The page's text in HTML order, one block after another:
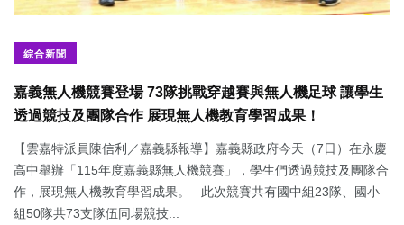
綜合新聞
嘉義無人機競賽登場 73隊挑戰穿越賽與無人機足球 讓學生
透過競技及團隊合作 展現無人機教育學習成果！
【雲嘉特派員陳信利／嘉義縣報導】嘉義縣政府今天（7日）在永慶
高中舉辦「115年度嘉義縣無人機競賽」，學生們透過競技及團隊合
作，展現無人機教育學習成果。 此次競賽共有國中組23隊、國小
組50隊共73支隊伍同場競技...